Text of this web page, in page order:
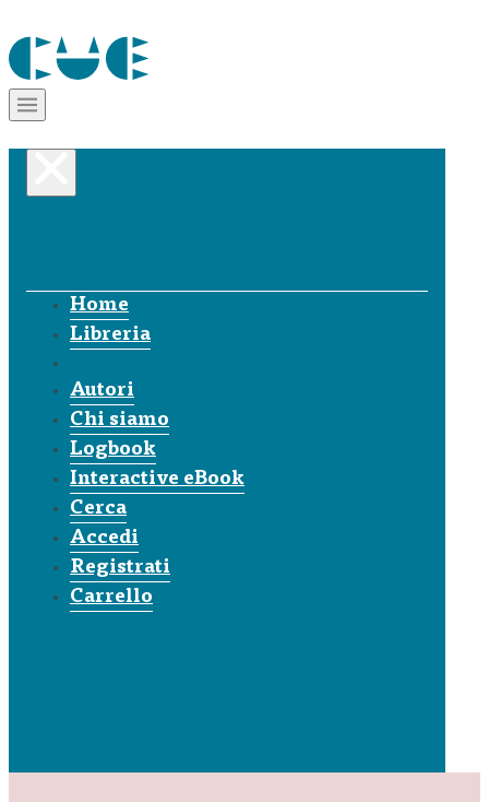
Home
Libreria
Autori
Chi siamo
Logbook
Interactive eBook
Cerca
Accedi
Registrati
Carrello